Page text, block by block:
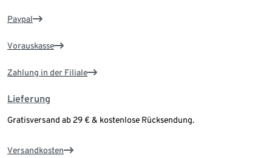
Paypal
Vorauskasse
Zahlung in der Filiale
Lieferung
Gratisversand ab 29 € & kostenlose Rücksendung.
Versandkosten